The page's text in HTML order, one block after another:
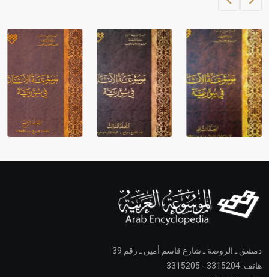
دمشق ـ الروضة ـ شارع قاسم أمين ـ رقم 39
هاتف: 3315204 - 3315205